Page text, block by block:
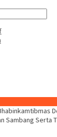
Sambang Serta